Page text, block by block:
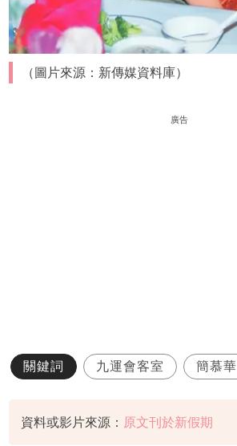
（圖片來源：新傳媒資料庫）
廣告
關鍵詞 九運會客室 簡慕華
資料或影片來源： 原文刊於新假期